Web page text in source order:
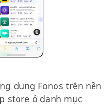
dụng Fonos trên nền
store ở danh mục